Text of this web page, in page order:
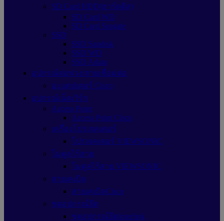
SD Card HDD(ฮาร์ดดิส)
SD Card WD
SD Card Seagate
SSD
SSD Sandisk
SSD WD
SSD Adata
อุปกรณ์ต่อพ่วง/สายเชื่อมต่อ
อะแดปเตอร์ Cisco
อุปกรณ์เน็ตเวิร์ก
Access Point
Access Point Cisco
เครื่องโปรเจคเตอร์
โปรเจคเตอร์ VIEWSONIC
โมดูลไร้สาย
โมดูลไร้สาย VIEWSONIC
สายเคเบิล
สายเคเบิลCisco
ชุดอุปกรณ์ยึด
ชุดอุปกรณ์ยึดInterlink